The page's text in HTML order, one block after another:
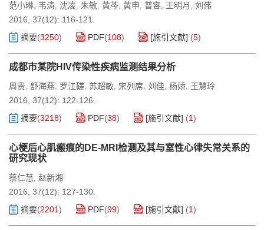
范小琳, 韦涛, 沈凌, 朱敏, 黄芩, 黄申, 普睿, 王明月 , 刘伟
2016, 37(12): 116-121.
摘要(3250) PDF(108) [施引文献] (5)
成都市某院HIV传染性疾病监测结果分析
周贵, 舒海燕, 罗江磋, 苏超敏, 宋列席, 刘佳, 杨娇, 王慧玲
2016, 37(12): 122-126.
摘要(3218) PDF(38) [施引文献] (1)
心梗后心肌瘢痕的DE-MRI检测及其与室性心律失常关系的
研究现状
蔡仁慧, 赵新湘
2016, 37(12): 127-130.
摘要(2201) PDF(99) [施引文献] (1)